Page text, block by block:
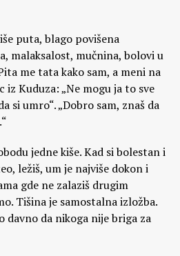
puta, blago povišena
malaksalost, mučnina, bolovi u
me tata kako sam, a meni na
iz Kuduza: „Ne mogu ja to sve
si umro“. „Dobro sam, znaš da
jedne kiše. Kad si bolestan i
ležiš, um je najviše dokon i
gde ne zalaziš drugim
Tišina je samostalna izložba.
davno da nikoga nije briga za